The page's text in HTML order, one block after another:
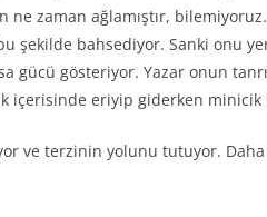
ne zaman ağlamıştır,
şekilde bahsediyor. Sanki onu
gösteriyor. Yazar onun
içerisinde eriyip giderken
ve terzinin yolunu tutuyor.